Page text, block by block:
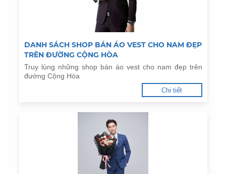
DANH SÁCH SHOP BÁN ÁO VEST CHO NAM ĐẸP
TRÊN ĐƯỜNG CỘNG HÒA
Truy lùng những shop bán áo vest cho nam đẹp trên
đường Cộng Hòa
Chi tiết